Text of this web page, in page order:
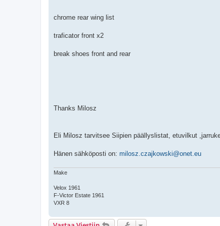
chrome rear wing list
traficator front x2
break shoes front and rear
Thanks Milosz
Eli Milosz tarvitsee Siipien päällyslistat, etuvilkut
Hänen sähköposti on: milosz.czajkowski@onet.eu
Make
Velox 1961
F-Victor Estate 1961
VXR 8